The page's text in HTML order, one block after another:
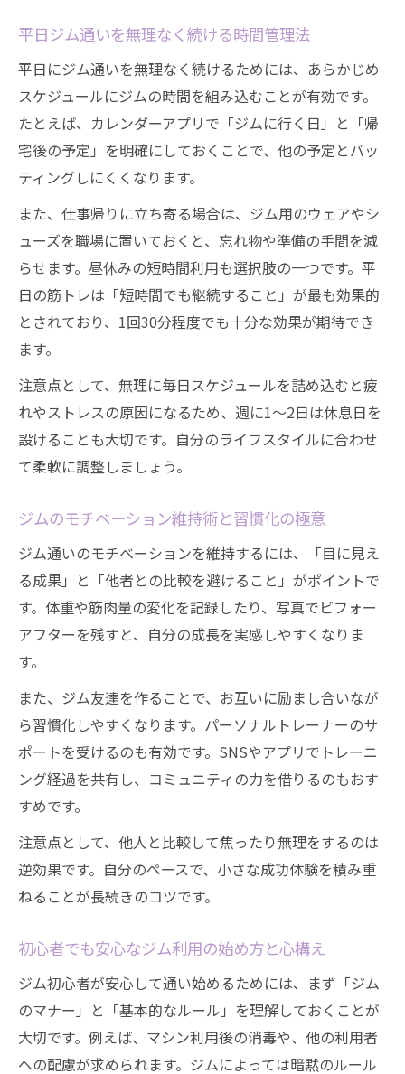
秘訣
1ヶ月で現実的な変化を感じるジム活用法
平日でも無理なく続ける筋トレメニュー設
計
減量目標に合わせたジム利用のコツを紹介
平日ジム通いを無理なく続ける時間管理法
平日にジム通いを無理なく続けるためには、あらかじめ
スケジュールにジムの時間を組み込むことが有効です。
たとえば、カレンダーアプリで「ジムに行く日」と「帰
宅後の予定」を明確にしておくことで、他の予定とバッ
ティングしにくくなります。
また、仕事帰りに立ち寄る場合は、ジム用のウェアやシ
ューズを職場に置いておくと、忘れ物や準備の手間を減
らせます。昼休みの短時間利用も選択肢の一つです。平
日の筋トレは「短時間でも継続すること」が最も効果的
とされており、1回30分程度でも十分な効果が期待でき
ます。
注意点として、無理に毎日スケジュールを詰め込むと疲
れやストレスの原因になるため、週に1～2日は休息日を
設けることも大切です。自分のライフスタイルに合わせ
て柔軟に調整しましょう。
ジムのモチベーション維持術と習慣化の極意
ジム通いのモチベーションを維持するには、「目に見え
る成果」と「他者との比較を避けること」がポイントで
す。体重や筋肉量の変化を記録したり、写真でビフォー
アフターを残すと、自分の成長を実感しやすくなりま
す。
また、ジム友達を作ることで、お互いに励まし合いなが
ら習慣化しやすくなります。パーソナルトレーナーのサ
ポートを受けるのも有効です。SNSやアプリでトレーニ
ング経過を共有し、コミュニティの力を借りるのもおす
すめです。
注意点として、他人と比較して焦ったり無理をするのは
逆効果です。自分のペースで、小さな成功体験を積み重
ねることが長続きのコツです。
初心者でも安心なジム利用の始め方と心構え
ジム初心者が安心して通い始めるためには、まず「ジム
のマナー」と「基本的なルール」を理解しておくことが
大切です。例えば、マシン利用後の消毒や、他の利用者
への配慮が求められます。ジムによっては暗黙のルール